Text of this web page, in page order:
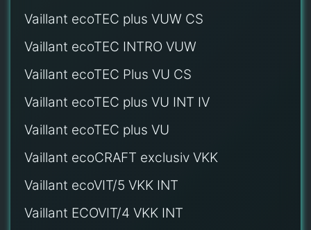
Vaillant ecoTEC plus VUW CS
Vaillant ecoTEC INTRO VUW
Vaillant ecoTEC Plus VU CS
Vaillant ecoTEC plus VU INT IV
Vaillant ecoTEC plus VU
Vaillant ecoCRAFT exclusiv VKK
Vaillant ecoVIT/5 VKK INT
Vaillant ECOVIT/4 VKK INT